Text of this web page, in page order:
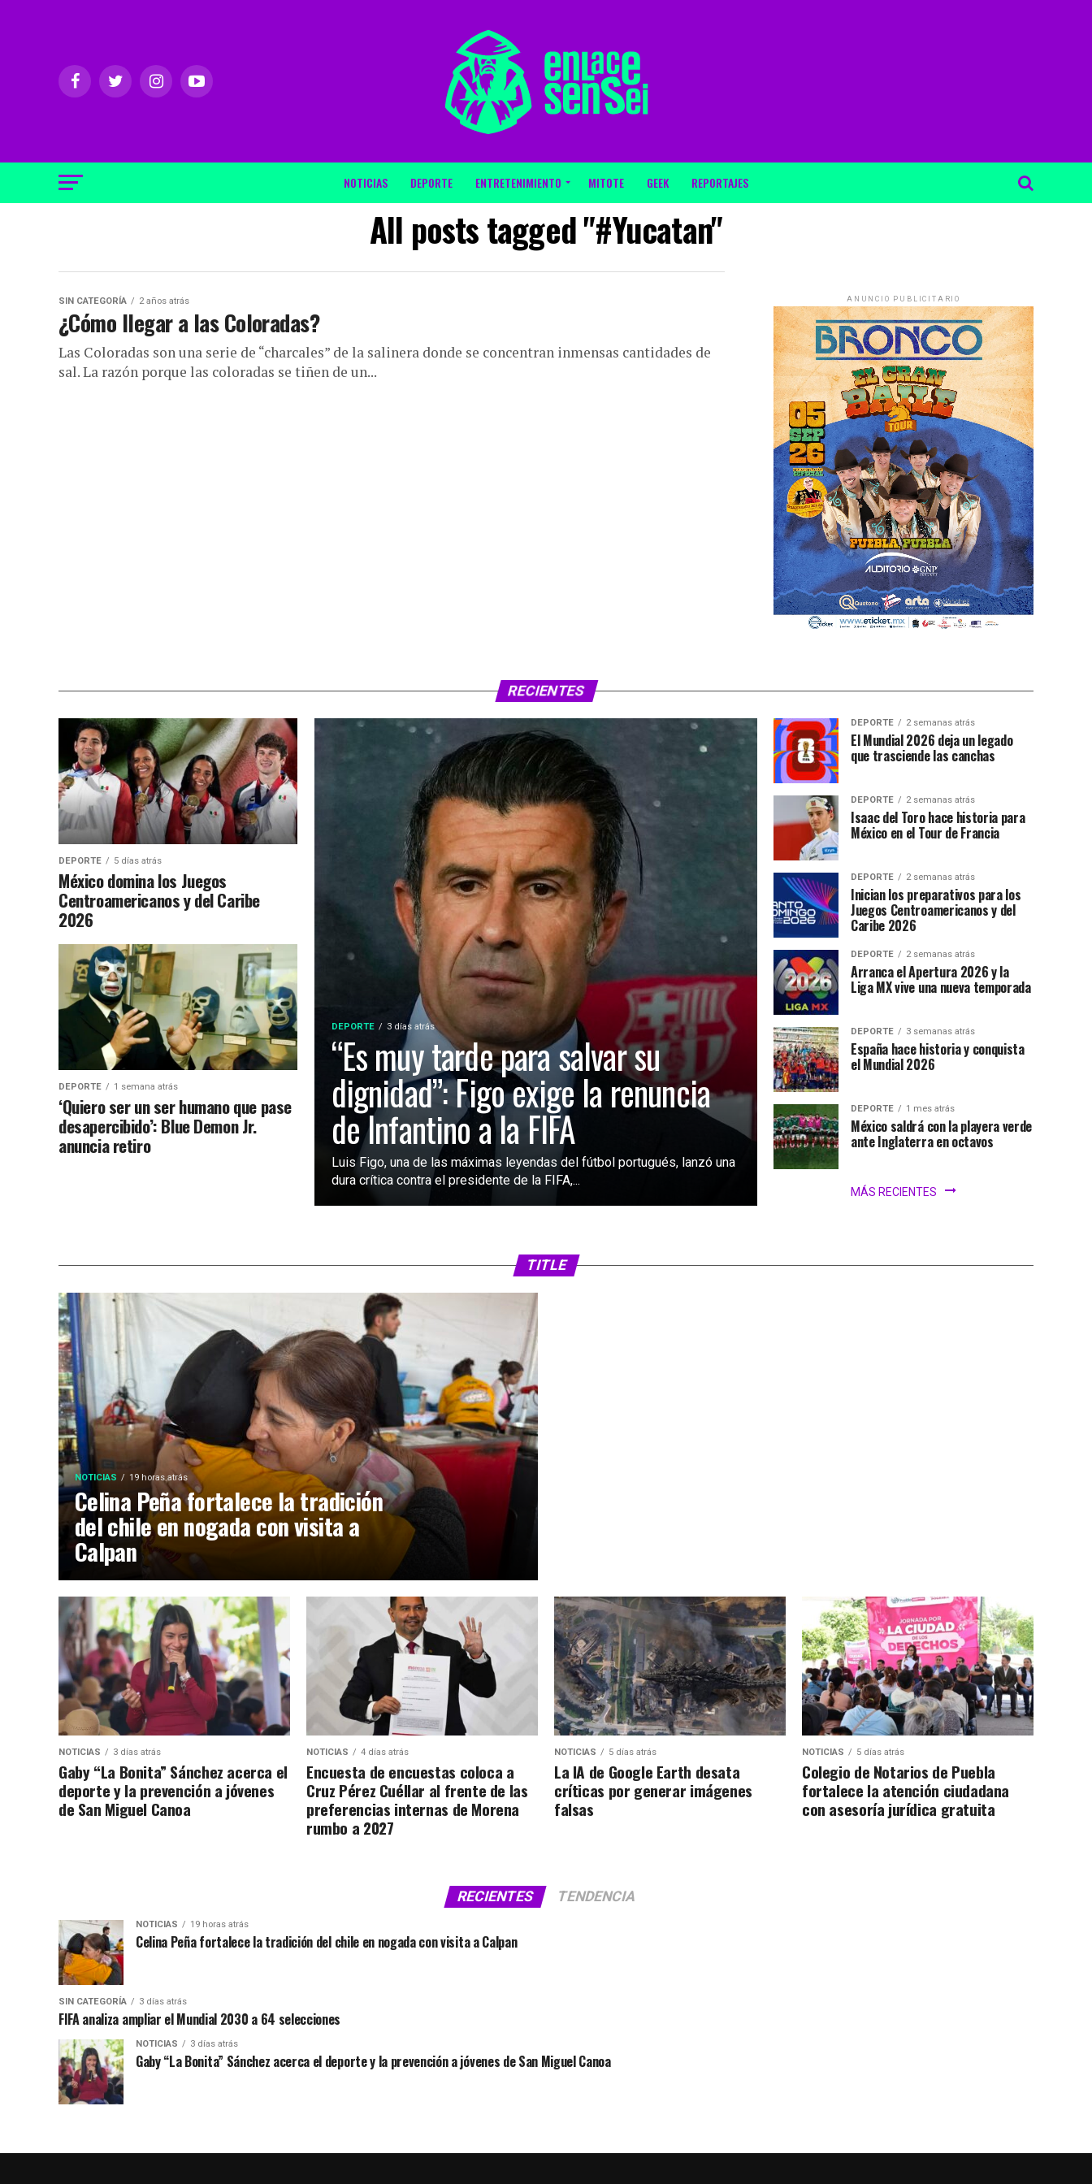
NOTICIAS DEPORTE ENTRETENIMIENTO MITOTE GEEK REPORTAJES
All posts tagged "#Yucatan"
SIN CATEGORÍA 2 años atrás
¿Cómo llegar a las Coloradas?
Las Coloradas son una serie de “charcales” de la salinera donde se concentran inmensas cantidades de
sal. La razón porque las coloradas se tiñen de un...
ANUNCIO PUBLICITARIO
RECIENTES
DEPORTE 3 días atrás
“Es muy tarde para salvar su
dignidad”: Figo exige la renuncia
de Infantino a la FIFA
Luis Figo, una de las máximas leyendas del fútbol portugués, lanzó una
dura crítica contra el presidente de la FIFA,...
DEPORTE 5 días atrás
México domina los Juegos
Centroamericanos y del Caribe
2026
DEPORTE 1 semana atrás
‘Quiero ser un ser humano que pase
desapercibido’: Blue Demon Jr.
anuncia retiro
DEPORTE 2 semanas atrás
El Mundial 2026 deja un legado
que trasciende las canchas
DEPORTE 2 semanas atrás
Isaac del Toro hace historia para
México en el Tour de Francia
DEPORTE 2 semanas atrás
Inician los preparativos para los
Juegos Centroamericanos y del
Caribe 2026
DEPORTE 2 semanas atrás
Arranca el Apertura 2026 y la
Liga MX vive una nueva temporada
DEPORTE 3 semanas atrás
España hace historia y conquista
el Mundial 2026
DEPORTE 1 mes atrás
México saldrá con la playera verde
ante Inglaterra en octavos
MÁS RECIENTES
TITLE
NOTICIAS 19 horas atrás
Celina Peña fortalece la tradición
del chile en nogada con visita a
Calpan
2030 a 64 selecciones
NOTICIAS 3 días atrás
Gaby “La Bonita” Sánchez acerca el
deporte y la prevención a jóvenes
de San Miguel Canoa
NOTICIAS 4 días atrás
Encuesta de encuestas coloca a
Cruz Pérez Cuéllar al frente de las
preferencias internas de Morena
rumbo a 2027
NOTICIAS 5 días atrás
La IA de Google Earth desata
críticas por generar imágenes
falsas
NOTICIAS 5 días atrás
Colegio de Notarios de Puebla
fortalece la atención ciudadana
con asesoría jurídica gratuita
RECIENTES TENDENCIA
NOTICIAS 19 horas atrás
Celina Peña fortalece la tradición del chile en nogada con visita a Calpan
SIN CATEGORÍA 3 días atrás
FIFA analiza ampliar el Mundial 2030 a 64 selecciones
NOTICIAS 3 días atrás
Gaby “La Bonita” Sánchez acerca el deporte y la prevención a jóvenes de San Miguel Canoa